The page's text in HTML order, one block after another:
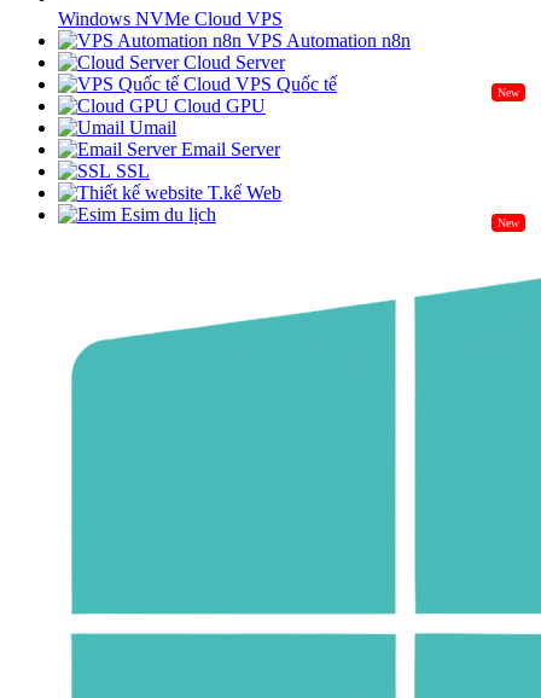
Windows NVMe Cloud VPS
VPS Automation n8n
Cloud Server
Cloud VPS Quốc tế
New
Cloud GPU
Umail
Email Server
SSL
T.kế Web
Esim du lịch
New